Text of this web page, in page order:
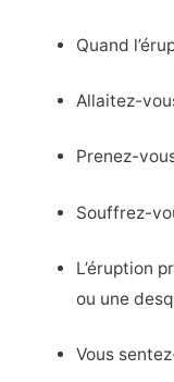
Quand
Allaitez-
Prenez-
Souffrez-
L’éruption
ou une
Vous